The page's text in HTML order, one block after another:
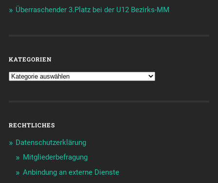
Überraschender 3.Platz bei der U12 Bezirks-MM
KATEGORIEN
RECHTLICHES
Datenschutzerklärung
Mitgliederbefragung
Anbindung an externe Dienste